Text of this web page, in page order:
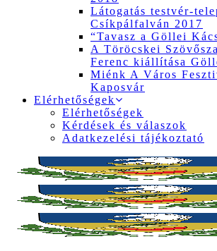
Látogatás testvér-
Csíkpálfalván 2017
“Tavasz a Göllei
A Töröcskei
Ferenc kiállítása
Miénk A Város
Kaposvár
Elérhetőségek
Elérhetőségek
Kérdések és válaszok
Adatkezelési tájékoztató